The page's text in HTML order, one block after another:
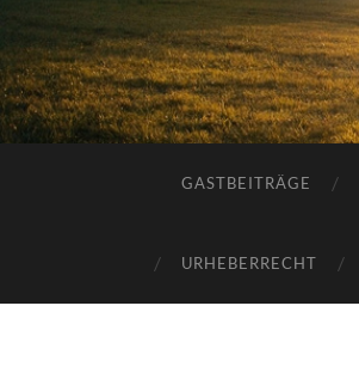
GASTBEITRÄGE
URHEBERRECHT